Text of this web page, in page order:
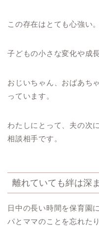
この存在はとても心強い。
子どもの小さな変化や成
おじいちゃん、おばあち
っています。
わたしにとって、夫の次
相談相手です。
離れていても絆は深
日中の長い時間を保育園
パとママのことを忘れた